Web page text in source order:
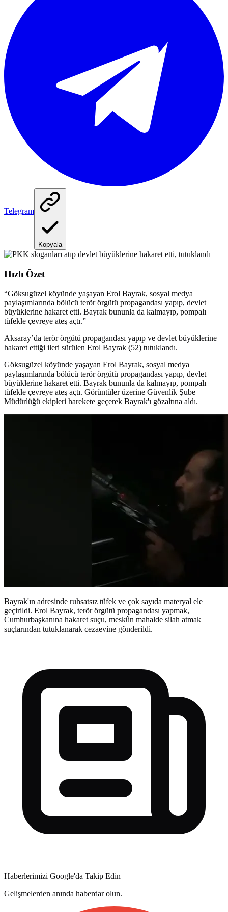
Telegram
Kopyala
Hızlı Özet
“Göksugüzel köyünde yaşayan Erol Bayrak, sosyal medya
paylaşımlarında bölücü terör örgütü propagandası yapıp, devlet
büyüklerine hakaret etti. Bayrak bununla da kalmayıp, pompalı
tüfekle çevreye ateş açtı.”
Aksaray’da terör örgütü propagandası yapıp ve devlet büyüklerine
hakaret ettiği ileri sürülen Erol Bayrak (52) tutuklandı.
Göksugüzel köyünde yaşayan Erol Bayrak, sosyal medya
paylaşımlarında bölücü terör örgütü propagandası yapıp, devlet
büyüklerine hakaret etti. Bayrak bununla da kalmayıp, pompalı
tüfekle çevreye ateş açtı. Görüntüler üzerine Güvenlik Şube
Müdürlüğü ekipleri harekete geçerek Bayrak'ı gözaltına aldı.
Bayrak'ın adresinde ruhsatsız tüfek ve çok sayıda materyal ele
geçirildi. Erol Bayrak, terör örgütü propagandası yapmak,
Cumhurbaşkanına hakaret suçu, meskûn mahalde silah atmak
suçlarından tutuklanarak cezaevine gönderildi.
Haberlerimizi Google'da Takip Edin
Gelişmelerden anında haberdar olun.